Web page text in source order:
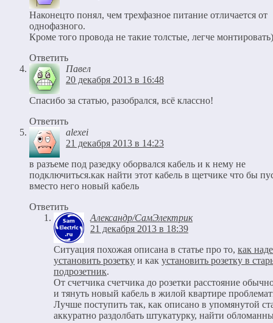
Наконецто понял, чем трехфазное питание отличается от
однофазного.
Кроме того провода не такие толстые, легче монтировать)
Ответить
Павел
20 декабря 2013 в 16:48
Спасибо за статью, разобрался, всё классно!
Ответить
alexei
21 декабря 2013 в 14:23
в разъеме под разедку оборвался кабель и к нему не
подключиться.как найти этот кабель в щетчике что бы
вместо него новый кабель
Ответить
Александр/СамЭлектрик
21 декабря 2013 в 18:39
Ситуация похожая описана в статье про то, как
установить розетку и как установить розетку в
подрозетник.
От счетчика счетчика до розетки расстояние
и тянуть новый кабель в жилой квартире
Лучше поступить так, как описано в упомянутой
аккуратно раздолбать штукатурку, найти